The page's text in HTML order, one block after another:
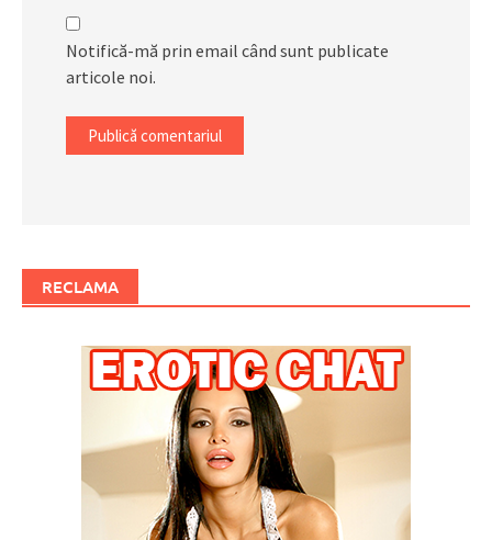
Notifică-mă prin email când sunt publicate
articole noi.
RECLAMA